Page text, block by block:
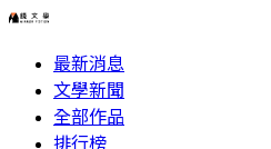
最新消息
文學新聞
全部作品
排行榜